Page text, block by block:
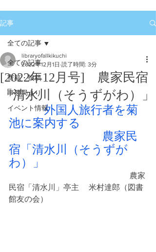
記事
全ての記事
寄稿・投稿
事務局より
イベント情報
全ての記事
[2022年12月号] 農家民宿
「清水川（そうずがわ）」
libraryofallkikuchi
2022年12月1日 読了時間: 3分
外国人旅行者を菊
池に案内する
宿「清水川（そうずが
わ）」
農家
民宿「清水川」亭主 　米村達郎（図書
館友の会）